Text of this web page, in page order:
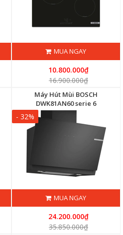
MUA NGAY
10.800.000₫
16.900.000₫
Máy Hút Mùi BOSCH
DWK81AN60 serie 6
- 32%
MUA NGAY
24.200.000₫
35.850.000₫